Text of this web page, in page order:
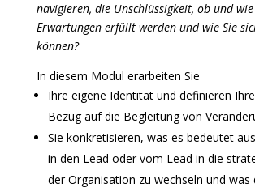
navigieren, die Unschlüssigkeit, ob und
Erwartungen erfüllt werden und wie Sie
können?
In diesem Modul erarbeiten Sie
Ihre eigene Identität und definieren
Bezug auf die Begleitung von
Sie konkretisieren, was es bedeutet
in den Lead oder vom Lead in die
der Organisation zu wechseln und was